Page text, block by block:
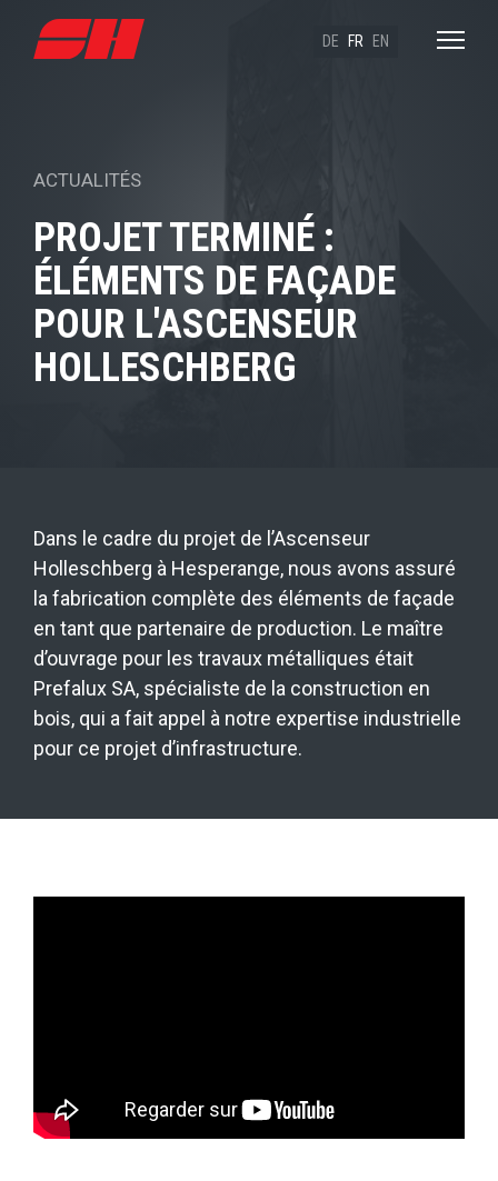
DE FR EN
ACTUALITÉS
PROJET TERMINÉ :
ÉLÉMENTS DE FAÇADE
POUR L'ASCENSEUR
HOLLESCHBERG
Dans le cadre du projet de l’Ascenseur
Holleschberg à Hesperange, nous avons assuré
la fabrication complète des éléments de façade
en tant que partenaire de production. Le maître
d’ouvrage pour les travaux métalliques était
Prefalux SA, spécialiste de la construction en
bois, qui a fait appel à notre expertise industrielle
pour ce projet d’infrastructure.